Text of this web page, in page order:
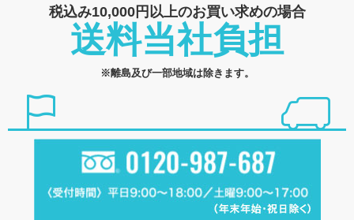
税込み10,000円以上のお買い求めの場合
送料当社負担
※離島及び一部地域は除きます。